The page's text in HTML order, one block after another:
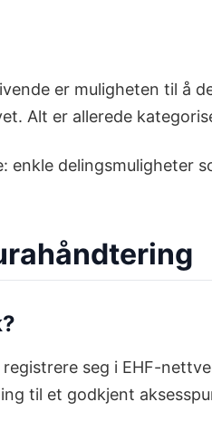
er muligheten til å
Alt er allerede
enkle delingsmuligheter
seg i EHF-
til et godkjent